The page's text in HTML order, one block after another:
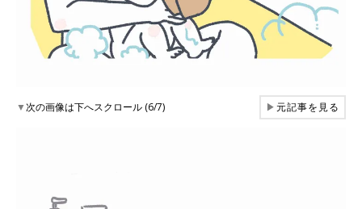
▼次の画像は下へスクロール (6/7) ▶元記事を見る